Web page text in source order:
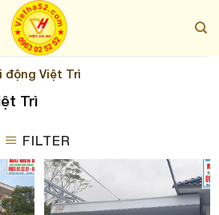
động Việt Trì
Trì
FILTER